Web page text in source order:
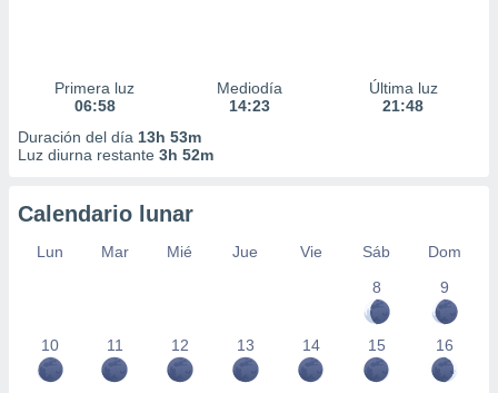
Primera luz
06:58
Mediodía
14:23
Última luz
21:48
Duración del día 13h 53m
Luz diurna restante 3h 52m
Calendario lunar
Lun Mar Mié Jue Vie Sáb
Dom
8
9
10 11 12 13 14 15 16